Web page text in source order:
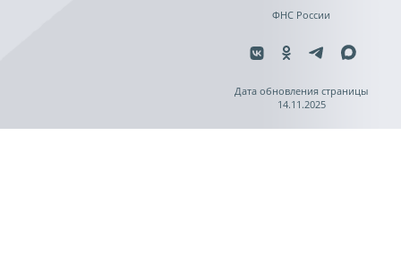
ФНС России
Дата обновления страницы
14.11.2025